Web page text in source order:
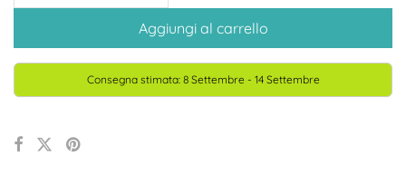
Faboola
–
inventano
Aggiungi al carrello
Consegna stimata: 8 Settembre - 14 Settembre